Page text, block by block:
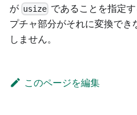
が usize であることを指定
プチャ部分がそれに変換で
しません。
このページを編集